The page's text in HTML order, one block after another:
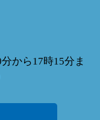
から17時15分ま